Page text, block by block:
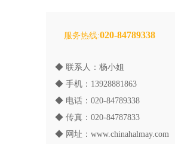
服务热线:020-84789338
◆ 联系人：杨小姐
◆ 手机：13928881863
◆ 电话：020-84789338
◆ 传真：020-84787833
◆ 网址： www.chinahalmay.com